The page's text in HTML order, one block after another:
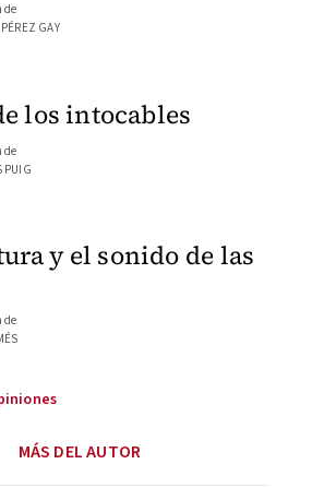
de
GAY
los intocables
de
PUIG
y el sonido de las
de
MÁS DEL AUTOR